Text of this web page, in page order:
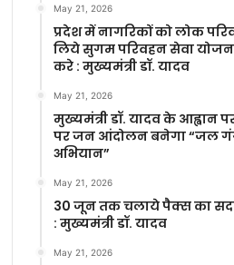
May 21, 2026
प्रदेश में नागरिकों को लोक
लिये सुगम परिवहन सेवा योजना
करे : मुख्यमंत्री डॉ. यादव
May 21, 2026
मुख्यमंत्री डॉ. यादव के आह्वान
पर जन आंदोलन बनेगा “जल
अभियान”
May 21, 2026
30 जून तक चलाये पैक्स का
: मुख्यमंत्री डॉ. यादव
May 21, 2026